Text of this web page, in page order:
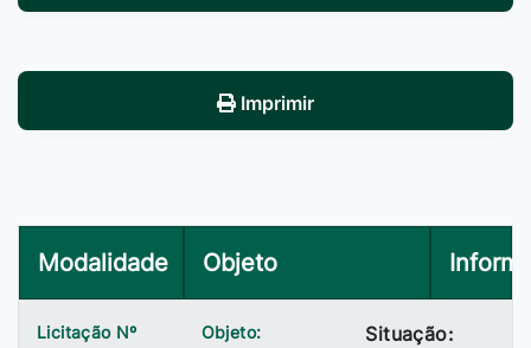
Imprimir
Modalidade Objeto
Licitação Nº
Objeto:
Situação: